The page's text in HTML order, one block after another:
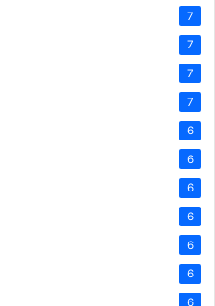
7
7
7
7
6
6
6
6
6
6
6